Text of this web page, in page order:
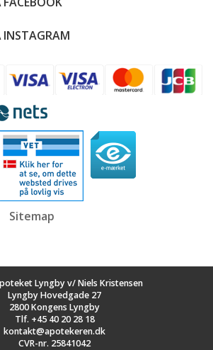
INSTAGRAM
Sitemap
Lyngby v/ Niels Kristensen
Lyngby Hovedgade 27
2800 Kongens Lyngby
Tlf. +45 40 20 28 18
kontakt@apotekeren.dk
CVR-nr. 25841042